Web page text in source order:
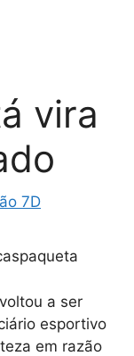
vira
7D
a ser
esportivo
em razão